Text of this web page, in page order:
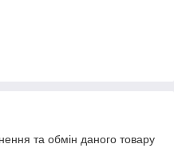
та обмін даного товару